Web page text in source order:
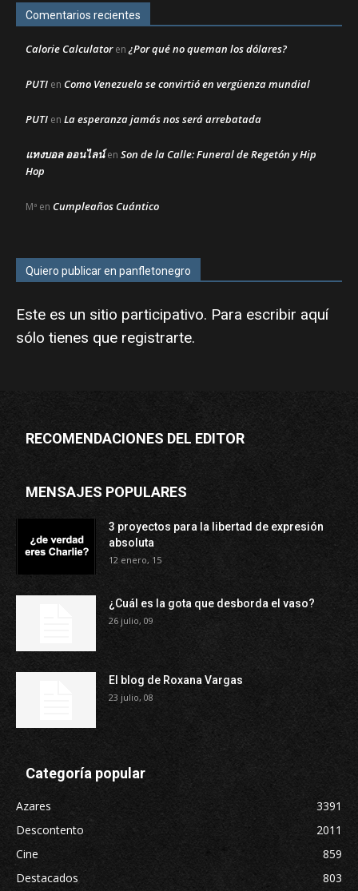
Comentarios recientes
Calorie Calculatoren¿Por qué no queman los dólares?
PUTI en Como Venezuela se convirtió en vergüenza mundial
PUTI en La esperanza jamás nos será arrebatada
แทงบอล ออนไลน์en Son de la Calle: Funeral de Regetón y Hip
Hop
Mª en Cumpleaños Cuántico
Quiero publicar en panfletonegro
Este es un sitio participativo. Para escribir aquí
sólo tienes que registrarte.
RECOMENDACIONES DEL EDITOR
MENSAJES POPULARES
3 proyectos para la libertad de expresión
absoluta
12 enero, 15
¿Cuál es la gota que desborda el vaso?
26 julio, 09
El blog de Roxana Vargas
23 julio, 08
Categoría popular
Azares
3391
Descontento
2011
Cine
859
Destacados
803